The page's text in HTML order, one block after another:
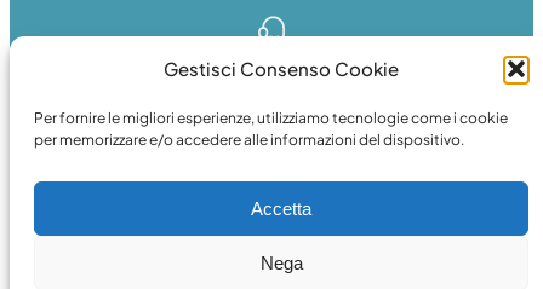
Gestisci Consenso Cookie
Per fornire le migliori esperienze, utilizziamo tecnologie come i cookie
per memorizzare e/o accedere alle informazioni del dispositivo.
Accetta
Nega
Facebook